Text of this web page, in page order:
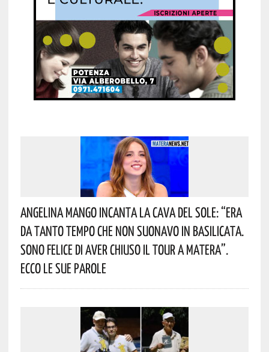
Angelina Mango Incanta La Cava Del Sole: “era
Da Tanto Tempo Che Non Suonavo In Basilicata.
Sono Felice Di Aver Chiuso Il Tour A Matera”.
Ecco Le Sue Parole